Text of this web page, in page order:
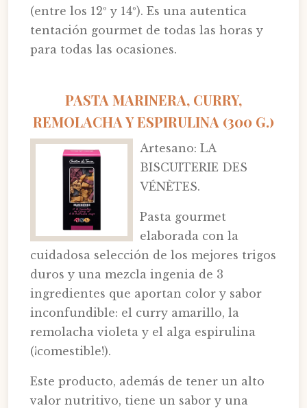
(entre los 12º y 14º). Es una autentica
tentación gourmet de todas las horas y
para todas las ocasiones.
PASTA MARINERA, CURRY,
REMOLACHA Y ESPIRULINA (300 G.)
Artesano: LA
BISCUITERIE DES
VÉNÈTES.
Pasta gourmet
elaborada con la
cuidadosa selección de los mejores trigos
duros y una mezcla ingenia de 3
ingredientes que aportan color y sabor
inconfundible: el curry amarillo, la
remolacha violeta y el alga espirulina
(¡comestible!).
Este producto, además de tener un alto
valor nutritivo, tiene un sabor y una